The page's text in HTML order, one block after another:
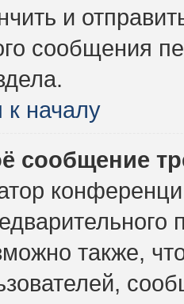
и
сообщения
к началу
сообщение
также,